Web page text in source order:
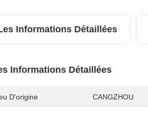
Informations Détaillées
Informations Détaillées
D'origine CANGZHOU